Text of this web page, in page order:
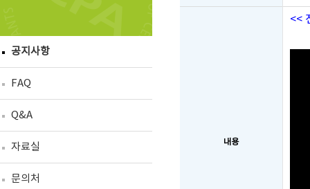
공지사항
FAQ
Q&A
자료실
문의처
내용
<<